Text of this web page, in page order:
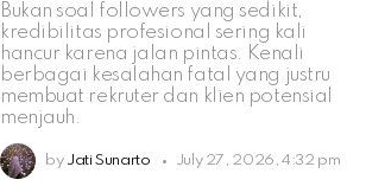
Bukan soal followers yang sedikit,
kredibilitas profesional sering kali
hancur karena jalan pintas. Kenali
berbagai kesalahan fatal yang justru
membuat rekruter dan klien potensial
menjauh.
by Jati Sunarto July 27, 2026, 4:32 pm